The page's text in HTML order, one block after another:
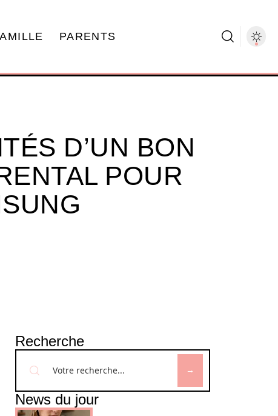
PARENTS
D’UN BON
POUR
Recherche
News du jour